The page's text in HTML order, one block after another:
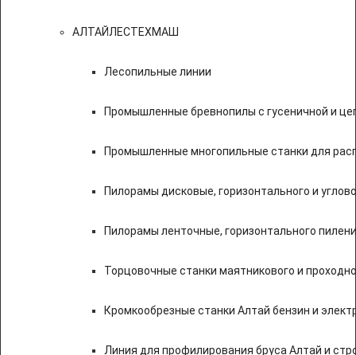
АЛТАЙЛЕСТЕХМАШ
Лесопильные линии
Промышленные бревнопилы с гусеничной и
Промышленные многопильные станки для
Пилорамы дисковые, горизонтального и
Пилорамы ленточные, горизонтального
Торцовочные станки маятникового и
Кромкообрезные станки Алтай бензин и
Линия для профилирования бруса Алтай и